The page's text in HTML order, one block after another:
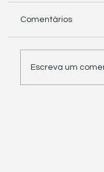
Comentários
Escreva um